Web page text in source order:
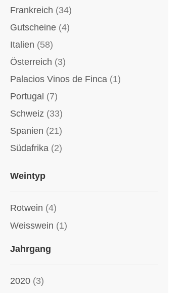
Frankreich (34)
Gutscheine (4)
Italien (58)
Österreich (3)
Palacios Vinos de Finca (1)
Portugal (7)
Schweiz (33)
Spanien (21)
Südafrika (2)
Weintyp
Rotwein (4)
Weisswein (1)
Jahrgang
2020 (3)